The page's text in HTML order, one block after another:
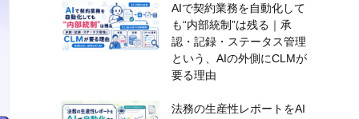
AIで契約業務を自動化して
も“内部統制”は残る｜承
認・記録・ステータス管理
という、AIの外側にCLMが
要る理由
法務の生産性レポートをAI